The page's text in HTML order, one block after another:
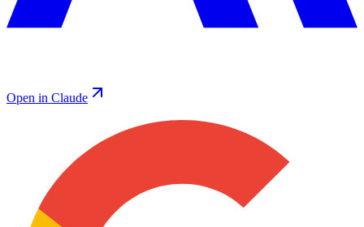
Open in Claude